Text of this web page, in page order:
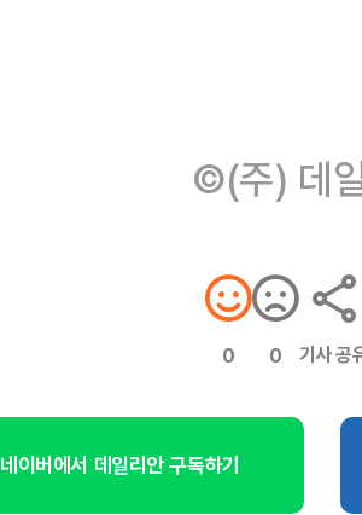
©(주) 데
0 0 기사 공
네이버에서 데일리안 구독하기